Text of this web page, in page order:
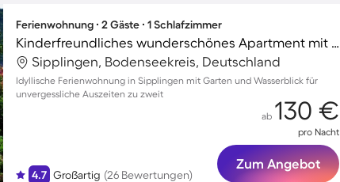
Ferienwohnung ∙ 2 Gäste ∙ 1 Schlafzimmer
Kinderfreundliches wunderschönes Apartment mit Garten und Terrasse
Sipplingen, Bodenseekreis, Deutschland
Idyllische Ferienwohnung in Sipplingen mit Garten und Wasserblick für
unvergessliche Auszeiten zu zweit
4.7 Großartig (26 Bewertungen)
ab 130 €
pro Nacht
Zum Angebot